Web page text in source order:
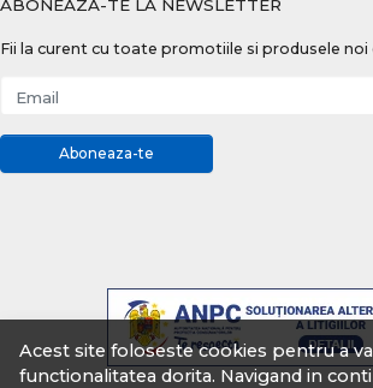
Acest site foloseste cookies pentru a
functionalitatea dorita. Navigand in
ABONEAZA-TE LA NEWSLETTER
Fii la curent cu toate promotiile si produsele noi
Email
Aboneaza-te